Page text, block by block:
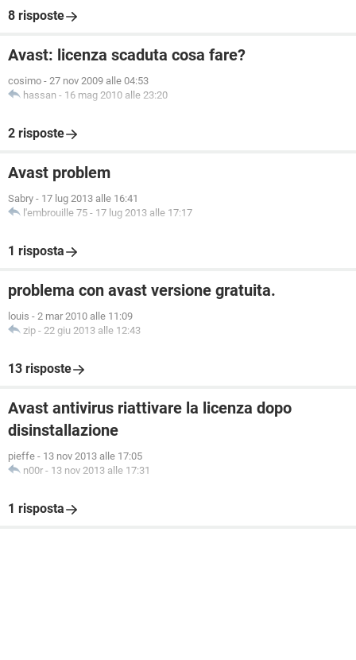
8 risposte
Avast: licenza scaduta cosa fare?
cosimo - 27 nov 2009 alle 04:53
hassan - 16 mag 2010 alle 23:20
2 risposte
Avast problem
Sabry - 17 lug 2013 alle 16:41
l'embrouille 75 - 17 lug 2013 alle 17:17
1 risposta
problema con avast versione gratuita.
louis - 2 mar 2010 alle 11:09
zip - 22 giu 2013 alle 12:43
13 risposte
Avast antivirus riattivare la licenza dopo
disinstallazione
pieffe - 13 nov 2013 alle 17:05
n00r - 13 nov 2013 alle 17:31
1 risposta